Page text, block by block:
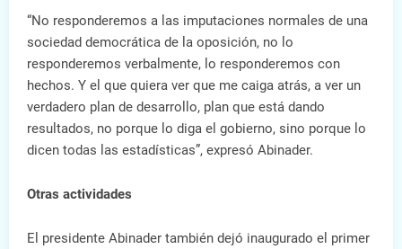
“No responderemos a las imputaciones normales de una
sociedad democrática de la oposición, no lo
responderemos verbalmente, lo responderemos con
hechos. Y el que quiera ver que me caiga atrás, a ver un
verdadero plan de desarrollo, plan que está dando
resultados, no porque lo diga el gobierno, sino porque lo
dicen todas las estadísticas”, expresó Abinader.
Otras actividades
El presidente Abinader también dejó inaugurado el primer